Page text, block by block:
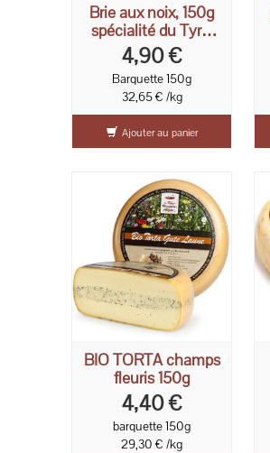
Brie aux noix, 150g
spécialité du Tyrol
Autrichien
4,90 €
Barquette 150g
32,65 € /kg
Ajouter au panier
BIO TORTA champs
fleuris 150g
4,40 €
barquette 150g
29,30 € /kg